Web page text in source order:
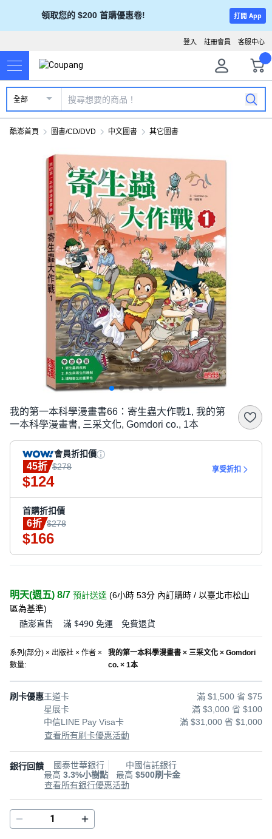
領取您的 $200 首購優惠卷! 打開 App
客服中心
註冊會員
登入
全部
酷澎首頁 圖書/CD/DVD 中文圖書 其它圖書
我的第一本科學漫畫書66：寄生蟲大作戰1, 我的第
一本科學漫畫書, 三采文化, Gomdori co., 1本
會員折扣價
45折 $278
$124
享受折扣
首購折扣價
6折 $278
$166
明天(週五) 8/7 預計送達 (6小時 53分 內訂購時 / 以臺北市松山
區為基準)
酷澎直售 滿 $490 免運 免費退貨
系列(部分) × 出版社 × 作者 ×
數量:
我的第一本科學漫畫書 × 三采文化 × Gomdori
co. × 1本
刷卡優惠王道卡
滿 $1,500 省 $75
星展卡
滿 $3,000 省 $100
中信LINE Pay Visa卡
滿 $31,000 省 $1,000
查看所有刷卡優惠活動
銀行回饋
國泰世華銀行
最高 3.3%小樹點
中國信託銀行
最高 $500刷卡金
查看所有銀行優惠活動